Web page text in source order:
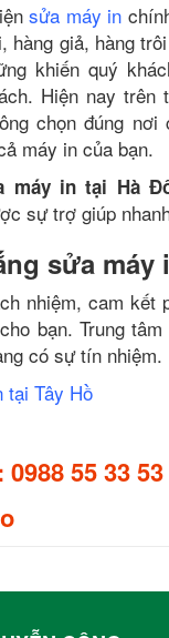
sửa máy in
hàng giả, hàng
khiến quý
Hiện nay
chọn đúng
máy in của bạn.
máy in tại Hà
sự trợ giúp
sửa
nhiệm, cam
bạn. Trung
có sự tín nhiệm.
tại Tây Hồ
55 33 53